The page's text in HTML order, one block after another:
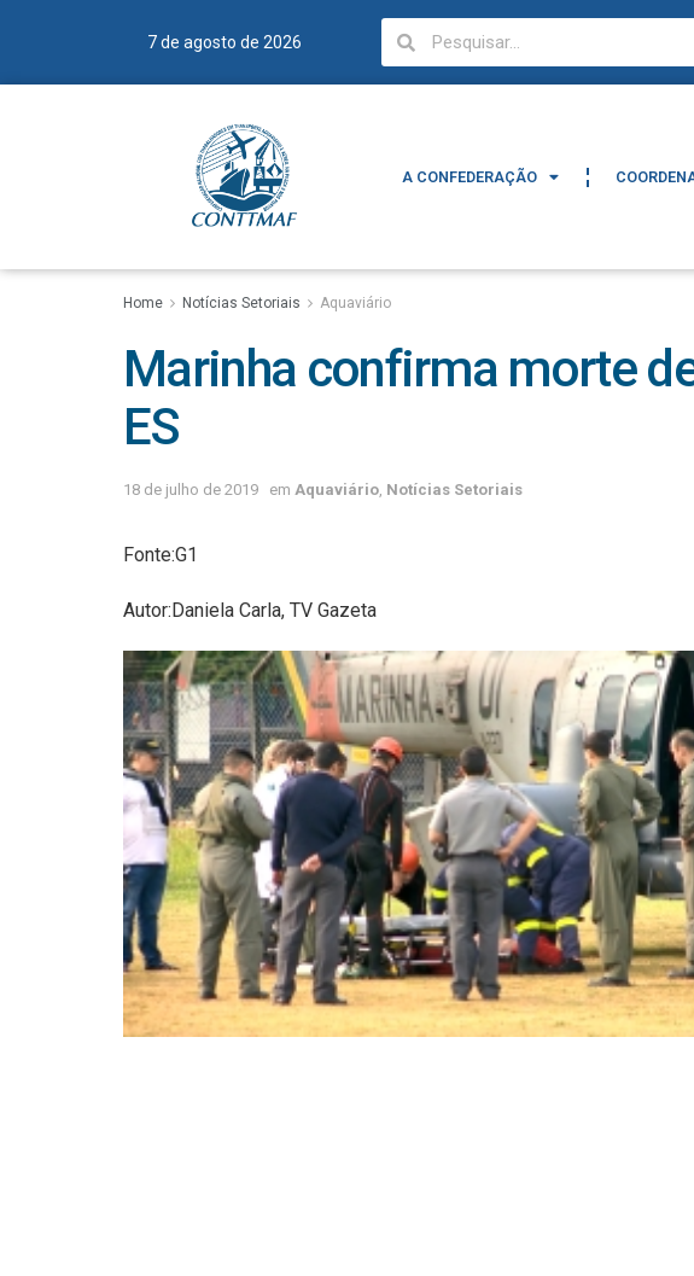
7 de agosto de 2026
A CONFEDERAÇÃO
Home Notícias Setoriais Aquaviário
Marinha confirma morte
ES
18 de julho de 2019 em Aquaviário Notícias Setoriais
Fonte:G1
Autor:Daniela Carla, TV Gazeta